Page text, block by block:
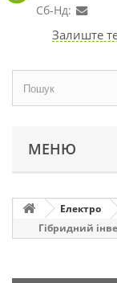
Сб-Нд:
Залиште
МЕНЮ
Електро
Гібридний